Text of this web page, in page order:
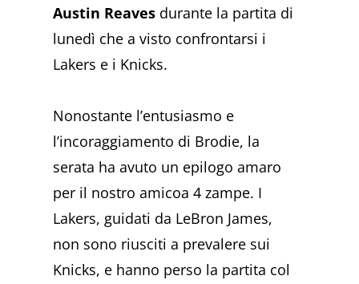
Austin Reaves durante la partita di
lunedì che a visto confrontarsi i
Lakers e i Knicks.
Nonostante l’entusiasmo e
l’incoraggiamento di Brodie, la
serata ha avuto un epilogo amaro
per il nostro amicoa 4 zampe. I
Lakers, guidati da LeBron James,
non sono riusciti a prevalere sui
Knicks, e hanno perso la partita col